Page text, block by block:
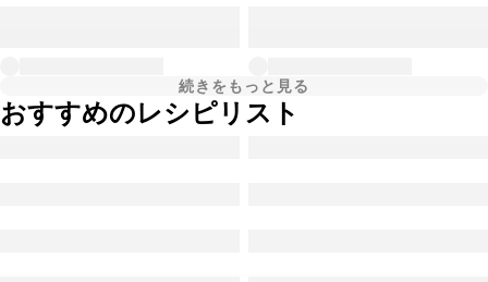
続きをもっと見る
おすすめのレシピリスト